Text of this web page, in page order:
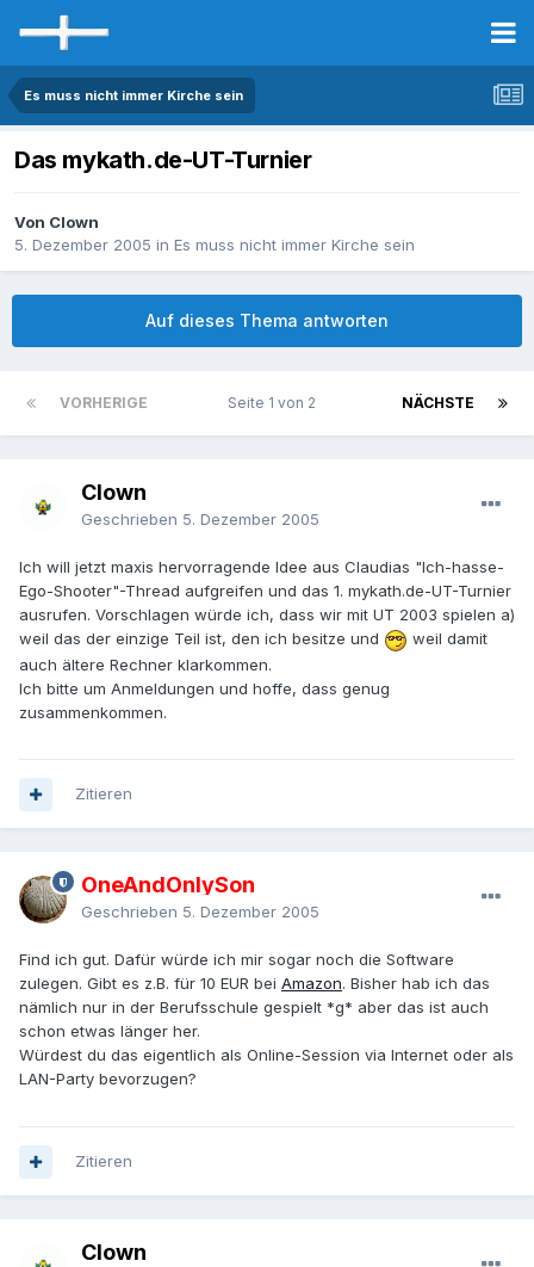
Es muss nicht immer Kirche sein
Das mykath.de-UT-Turnier
Von Clown
5. Dezember 2005 in Es muss nicht immer Kirche sein
Auf dieses Thema antworten
VORHERIGE NÄCHSTE
Seite 1 von 2
Clown
Geschrieben 5. Dezember 2005
Ich will jetzt maxis hervorragende Idee aus Claudias "Ich-hasse-
Ego-Shooter"-Thread aufgreifen und das 1. mykath.de-UT-Turnier
ausrufen. Vorschlagen würde ich, dass wir mit UT 2003 spielen a)
weil das der einzige Teil ist, den ich besitze und
weil damit
auch ältere Rechner klarkommen.
Ich bitte um Anmeldungen und hoffe, dass genug
zusammenkommen.
Zitieren
OneAndOnlySon
Geschrieben 5. Dezember 2005
Find ich gut. Dafür würde ich mir sogar noch die Software
zulegen. Gibt es z.B. für 10 EUR bei Amazon. Bisher hab ich das
nämlich nur in der Berufsschule gespielt *g* aber das ist auch
schon etwas länger her.
Würdest du das eigentlich als Online-Session via Internet oder als
LAN-Party bevorzugen?
Zitieren
Clown